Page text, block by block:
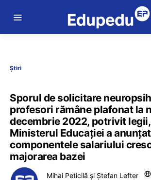
Știri
Sporul de solicitare
profesori rămâne plafonat la
decembrie 2022, potrivit
Ministerul Educației a
componentele salariului
majorarea bazei
Mihai Peticilă și Ștefan Lefter